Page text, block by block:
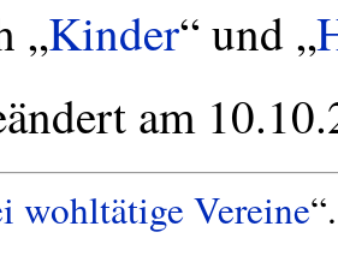
„Kinder“ und „
am
wohltätige Vereine“.